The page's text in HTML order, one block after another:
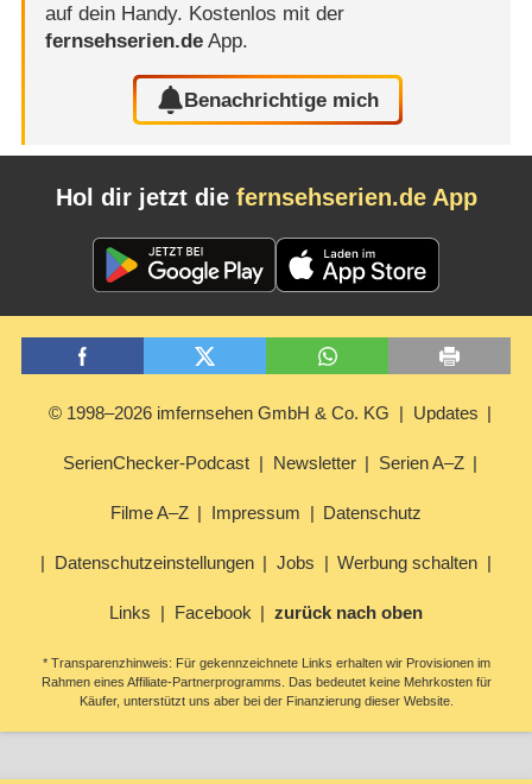
auf dein Handy. Kostenlos mit der
fernsehserien.deApp.
Benachrichtige mich
Hol dir jetzt die fernsehserien.de App
© 1998–2026 imfernsehen GmbH & Co. KG Updates
SerienChecker-Podcast Newsletter Serien A–Z
Filme A–Z Impressum Datenschutz
Datenschutzeinstellungen Jobs Werbung schalten
Links Facebook zurück nach oben
* Transparenzhinweis: Für gekennzeichnete Links erhalten wir Provisionen im
Rahmen eines Affiliate-Partnerprogramms. Das bedeutet keine Mehrkosten für
Käufer, unterstützt uns aber bei der Finanzierung dieser Website.